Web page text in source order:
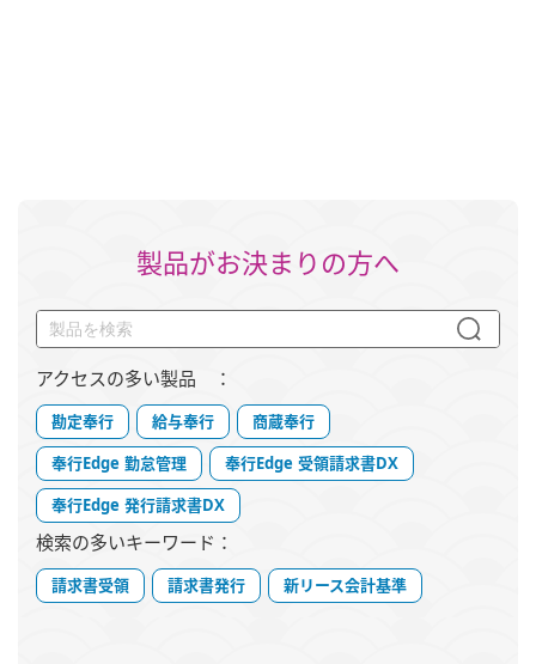
製品がお決まりの方へ
アクセスの多い製品 ：
勘定奉行 給与奉行 商蔵奉行
奉行Edge 勤怠管理 奉行Edge 受領請求書DX
奉行Edge 発行請求書DX
検索の多いキーワード：
請求書受領 請求書発行 新リース会計基準